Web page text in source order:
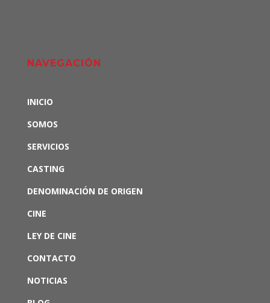
NAVEGACIÓN
INICIO
SOMOS
SERVICIOS
CASTING
DENOMINACIÓN DE ORIGEN
CINE
LEY DE CINE
CONTACTO
NOTICIAS